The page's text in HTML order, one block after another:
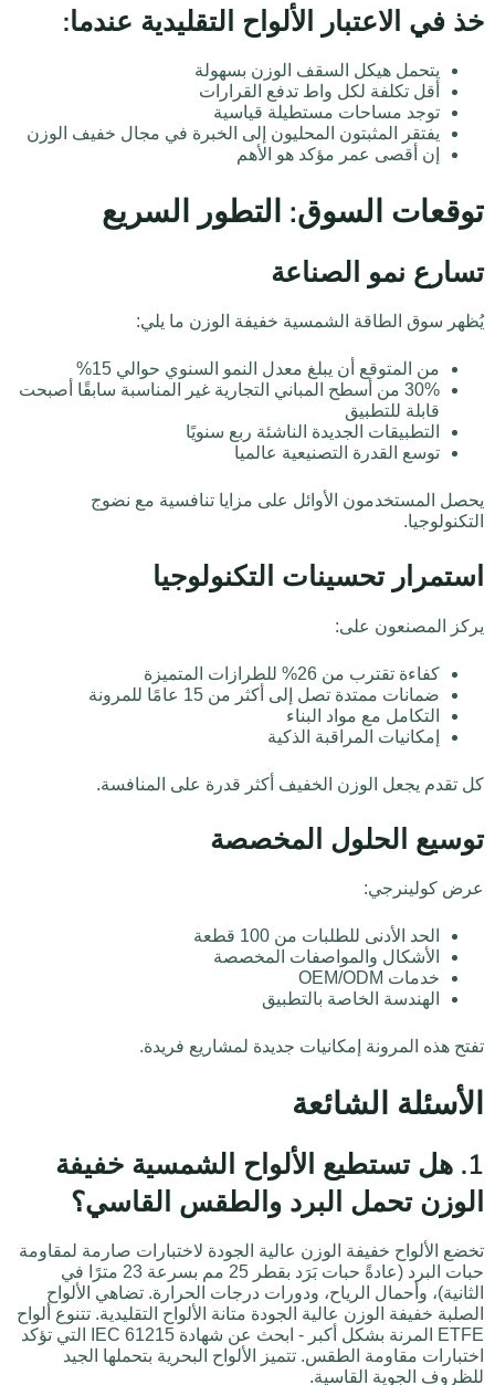
خذ في الاعتبار الألواح التقليدية عندما:
يتحمل هيكل السقف الوزن بسهولة
أقل تكلفة لكل واط تدفع القرارات
توجد مساحات مستطيلة قياسية
يفتقر المثبتون المحليون إلى الخبرة في مجال خفيف الوزن
إن أقصى عمر مؤكد هو الأهم
توقعات السوق: التطور السريع
تسارع نمو الصناعة
يُظهر سوق الطاقة الشمسية خفيفة الوزن ما يلي:
من المتوقع أن يبلغ معدل النمو السنوي حوالي 15%
30% من أسطح المباني التجارية غير المناسبة سابقًا أصبحت
قابلة للتطبيق
التطبيقات الجديدة الناشئة ربع سنويًا
توسع القدرة التصنيعية عالميا
يحصل المستخدمون الأوائل على مزايا تنافسية مع نضوج
التكنولوجيا.
استمرار تحسينات التكنولوجيا
يركز المصنعون على:
كفاءة تقترب من 26% للطرازات المتميزة
ضمانات ممتدة تصل إلى أكثر من 15 عامًا للمرونة
التكامل مع مواد البناء
إمكانيات المراقبة الذكية
كل تقدم يجعل الوزن الخفيف أكثر قدرة على المنافسة.
توسيع الحلول المخصصة
عرض كولينرجي:
الحد الأدنى للطلبات من 100 قطعة
الأشكال والمواصفات المخصصة
خدمات OEM/ODM
الهندسة الخاصة بالتطبيق
تفتح هذه المرونة إمكانيات جديدة لمشاريع فريدة.
الأسئلة الشائعة
1. هل تستطيع الألواح الشمسية خفيفة
الوزن تحمل البرد والطقس القاسي؟
تخضع الألواح خفيفة الوزن عالية الجودة لاختبارات صارمة لمقاومة
حبات البرد (عادةً حبات بَرَد بقطر 25 مم بسرعة 23 مترًا في
الثانية)، وأحمال الرياح، ودورات درجات الحرارة. تضاهي الألواح
الصلبة خفيفة الوزن عالية الجودة متانة الألواح التقليدية. تتنوع ألواح
ETFE المرنة بشكل أكبر - ابحث عن شهادة IEC 61215 التي تؤكد
اختبارات مقاومة الطقس. تتميز الألواح البحرية بتحملها الجيد
للظروف الجوية القاسية.